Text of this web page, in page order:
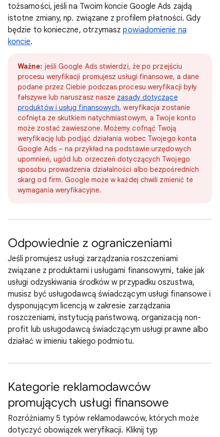
tożsamości, jeśli na Twoim koncie Google Ads zajdą
istotne zmiany, np. związane z profilem płatności. Gdy
będzie to konieczne, otrzymaszpowiadomienie na
koncie.
Ważne: jeśli Google Ads stwierdzi, że po przejściu
procesu weryfikacji promujesz usługi finansowe, a dane
podane przez Ciebie podczas procesu weryfikacji były
fałszywe lub naruszasz nasze zasady dotyczące
produktów i usług finansowych, weryfikacja zostanie
cofnięta ze skutkiem natychmiastowym, a Twoje konto
może zostać zawieszone. Możemy cofnąć Twoją
weryfikację lub podjąć działania wobec Twojego konta
Google Ads – na przykład na podstawie urzędowych
upomnień, ugód lub orzeczeń dotyczących Twojego
sposobu prowadzenia działalności albo bezpośrednich
skarg od firm. Google może w każdej chwili zmienić te
wymagania weryfikacyjne.
Odpowiednie z ograniczeniami
Jeśli promujesz usługi zarządzania roszczeniami
związane z produktami i usługami finansowymi, takie jak
usługi odzyskiwania środków w przypadku oszustwa,
musisz być usługodawcą świadczącym usługi finansowe i
dysponującym licencją w zakresie zarządzania
roszczeniami, instytucją państwową, organizacją non-
profit lub usługodawcą świadczącym usługi prawne albo
działać w imieniu takiego podmiotu.
Kategorie reklamodawców
promujących usługi finansowe
Rozróżniamy 5 typów reklamodawców, których może
dotyczyć obowiązek weryfikacji. Kliknij typ